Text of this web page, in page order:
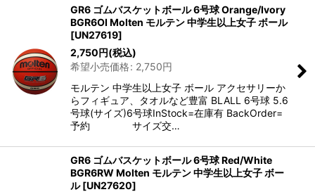
GR6 ゴムバスケットボール 6号球 Orange/Ivory
BGR6OI Molten モルテン 中学生以上女子 ボール
[UN27619]
2,750円(税込)
希望小売価格: 2,750円
モルテン 中学生以上女子 ボール アクセサリーか
らフィギュア、タオルなど豊富 BLALL 6号球 5.6
号球(サイズ)6号球InStock=在庫有 BackOrder=
予約 サイズ交…
GR6 ゴムバスケットボール 6号球 Red/White
BGR6RW Molten モルテン 中学生以上女子 ボー
ル [UN27620]